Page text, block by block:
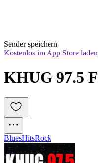
Sender speichern
Kostenlos im App Store laden
BluesHitsRock